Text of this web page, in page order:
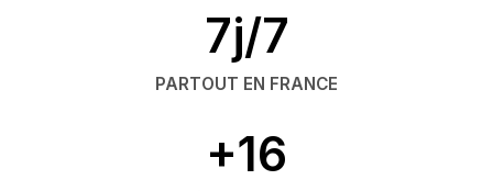
7j/7
PARTOUT EN FRANCE
+16